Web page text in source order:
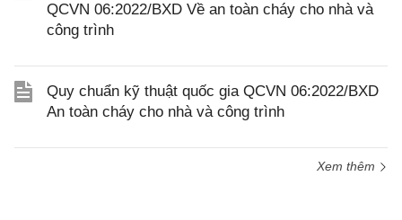
QCVN 06:2022/BXD Về an toàn cháy cho nhà và
công trình
Quy chuẩn kỹ thuật quốc gia QCVN 06:2022/BXD
An toàn cháy cho nhà và công trình
Xem thêm